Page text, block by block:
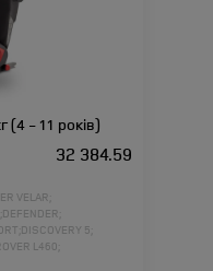
(4 - 11 років)
32 384.59
VELAR;
DEFENDER;
DISCOVERY 5;
L460;